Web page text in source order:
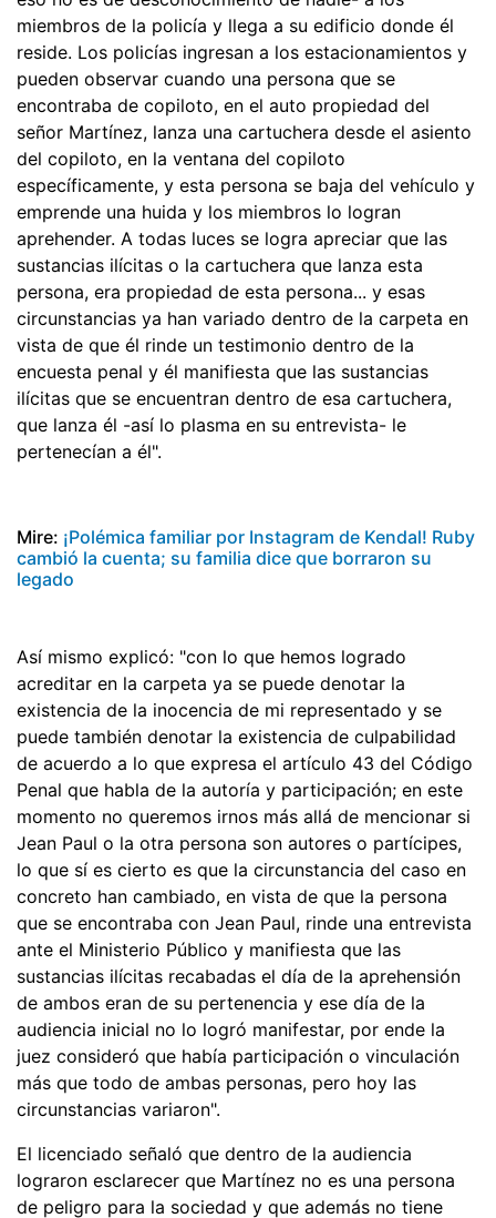
miembros de la policía y llega a su edificio donde él
reside. Los policías ingresan a los estacionamientos y
pueden observar cuando una persona que se
encontraba de copiloto, en el auto propiedad del
señor Martínez, lanza una cartuchera desde el asiento
del copiloto, en la ventana del copiloto
específicamente, y esta persona se baja del vehículo y
emprende una huida y los miembros lo logran
aprehender. A todas luces se logra apreciar que las
sustancias ilícitas o la cartuchera que lanza esta
persona, era propiedad de esta persona... y esas
circunstancias ya han variado dentro de la carpeta en
vista de que él rinde un testimonio dentro de la
encuesta penal y él manifiesta que las sustancias
ilícitas que se encuentran dentro de esa cartuchera,
que lanza él -así lo plasma en su entrevista- le
pertenecían a él".
Mire: ¡Polémica familiar por Instagram de Kendal! Ruby
cambió la cuenta; su familia dice que borraron su
legado
Así mismo explicó: "con lo que hemos logrado
acreditar en la carpeta ya se puede denotar la
existencia de la inocencia de mi representado y se
puede también denotar la existencia de culpabilidad
de acuerdo a lo que expresa el artículo 43 del Código
Penal que habla de la autoría y participación; en este
momento no queremos irnos más allá de mencionar si
Jean Paul o la otra persona son autores o partícipes,
lo que sí es cierto es que la circunstancia del caso en
concreto han cambiado, en vista de que la persona
que se encontraba con Jean Paul, rinde una entrevista
ante el Ministerio Público y manifiesta que las
sustancias ilícitas recabadas el día de la aprehensión
de ambos eran de su pertenencia y ese día de la
audiencia inicial no lo logró manifestar, por ende la
juez consideró que había participación o vinculación
más que todo de ambas personas, pero hoy las
circunstancias variaron".
El licenciado señaló que dentro de la audiencia
lograron esclarecer que Martínez no es una persona
de peligro para la sociedad y que además no tiene